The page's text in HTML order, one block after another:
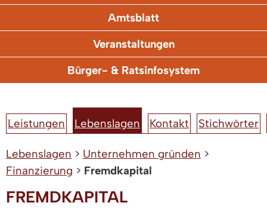
Amtsblatt
Veranstaltungen
Bürger- & Ratsinfosystem
Leistungen Lebenslagen Kontakt Stichwörter
Lebenslagen > Unternehmen gründen >
Finanzierung > Fremdkapital
FREMDKAPITAL